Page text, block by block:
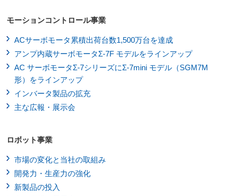
モーションコントロール事業
ACサーボモータ累積出荷台数1,500万台を達成
アンプ内蔵サーボモータΣ-7F モデルをラインアップ
AC サーボモータΣ-7シリーズにΣ-7mini モデル（SGM7M
形）をラインアップ
インバータ製品の拡充
主な広報・展示会
ロボット事業
市場の変化と当社の取組み
開発力・生産力の強化
新製品の投入